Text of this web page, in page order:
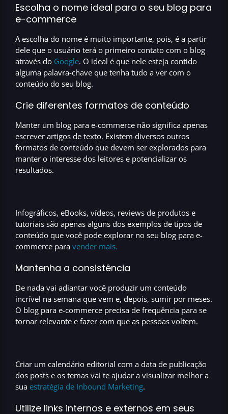
Escolha o nome ideal para o seu blog para
e-commerce
A escolha do nome é muito importante, pois, é a partir
dele que o usuário terá o primeiro contato com o blog
através do Google. O ideal é que nele esteja contido
alguma palavra-chave que tenha tudo a ver com o
conteúdo do seu blog.
Crie diferentes formatos de conteúdo
Manter um blog para e-commerce não significa apenas
escrever artigos de texto. Existem diversos outros
formatos de conteúdo que devem ser explorados para
manter o interesse dos leitores e potencializar os
resultados.
Infográficos, eBooks, vídeos, reviews de produtos e
tutoriais são apenas alguns dos exemplos de tipos de
conteúdo que você pode explorar no seu blog para e-
commerce para vender mais.
Mantenha a consistência
De nada vai adiantar você produzir um conteúdo
incrível na semana que vem e, depois, sumir por meses.
O blog para e-commerce precisa de frequência para se
tornar relevante e fazer com que as pessoas voltem.
Criar um calendário editorial com a data de publicação
dos posts e os temas vai te ajudar a visualizar melhor a
sua estratégia de Inbound Marketing.
Utilize links internos e externos em seus